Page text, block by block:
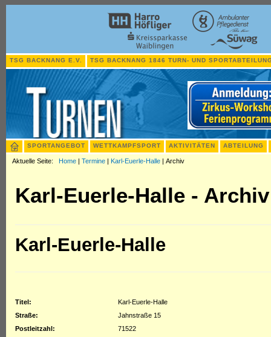
TSG BACKNANG E.V. TSG BACKNANG 1846 TURN- UND
SPORTANGEBOT WETTKAMPFSPORT AKTIVITÄTEN ABTEILUNG
Aktuelle Seite: Home | Termine | Karl-Euerle-Halle | Archiv
Karl-Euerle-Halle - Archiv
Karl-Euerle-Halle
Titel:
Karl-Euerle-Halle
Straße:
Jahnstraße 15
Postleitzahl:
71522